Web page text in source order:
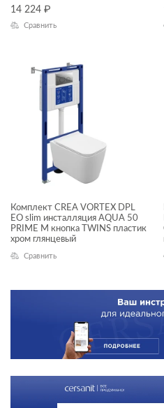
14 224 ₽
Сравнить
Комплект CREA VORTEX DPL
EO slim инсталляция AQUA 50
PRIME M кнопка TWINS пластик
хром глянцевый
Сравнить